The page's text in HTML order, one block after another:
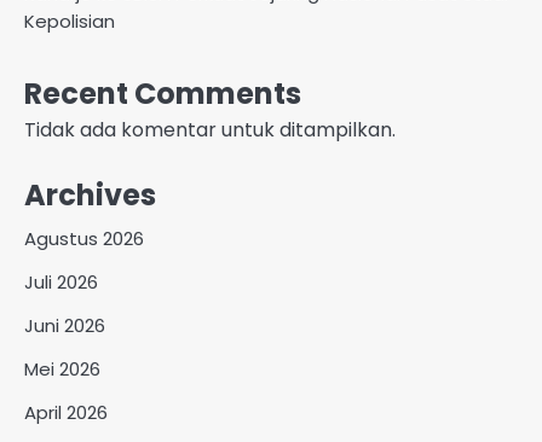
Kepolisian
Recent Comments
Tidak ada komentar untuk ditampilkan.
Archives
Agustus 2026
Juli 2026
Juni 2026
Mei 2026
April 2026